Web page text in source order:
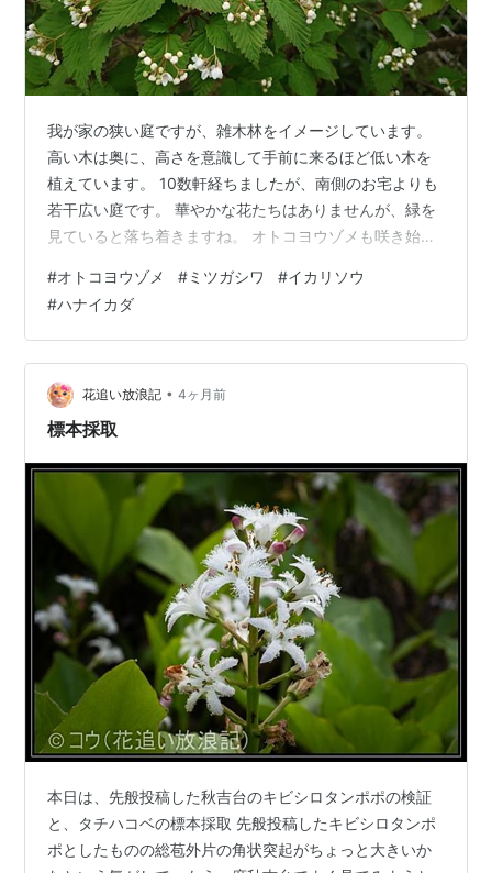
我が家の狭い庭ですが、雑木林をイメージしています。
高い木は奥に、高さを意識して手前に来るほど低い木を
植えています。 10数軒経ちましたが、南側のお宅よりも
若干広い庭です。 華やかな花たちはありませんが、緑を
見ていると落ち着きますね。 オトコヨウゾメも咲き始め
先に咲き始めたトキワイカリソウと比べて、小さくおと
なしい、優しい感じの花です。 これはハナイカダ。 葉に
花が咲くんですね。
#オトコヨウゾメ #ミツガシワ #イカリソウ
#ハナイカダ
花追い放浪記 • 4ヶ月前
標本採取
本日は、先般投稿した秋吉台のキビシロタンポポの検証
と、タチハコベの標本採取 先般投稿したキビシロタンポ
ポとしたものの総苞外片の角状突起がちょっと大きいか